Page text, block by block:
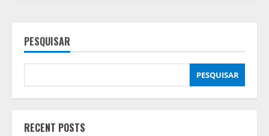
PESQUISAR
PESQUISAR
RECENT POSTS